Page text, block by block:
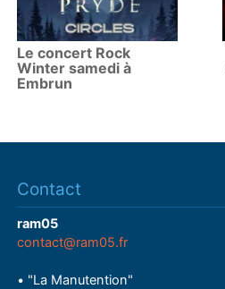
Le concert Rock
Winter samedi à
Embrun
Contact
ram05
contact@ram05.fr
• "La Manutention"